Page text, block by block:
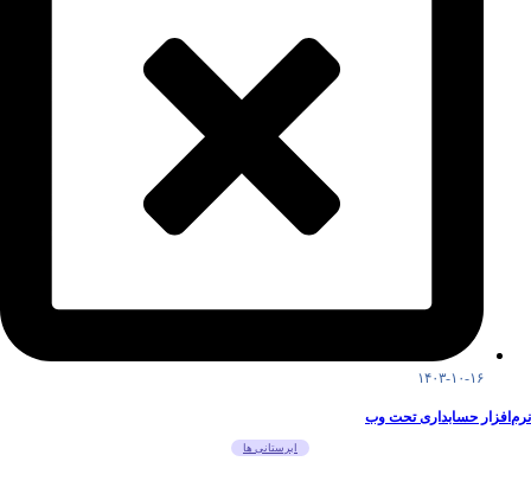
۱۴۰۳-۱۰-۱۶
نرم‌افزار حسابداری تحت وب
ابرستانی ها